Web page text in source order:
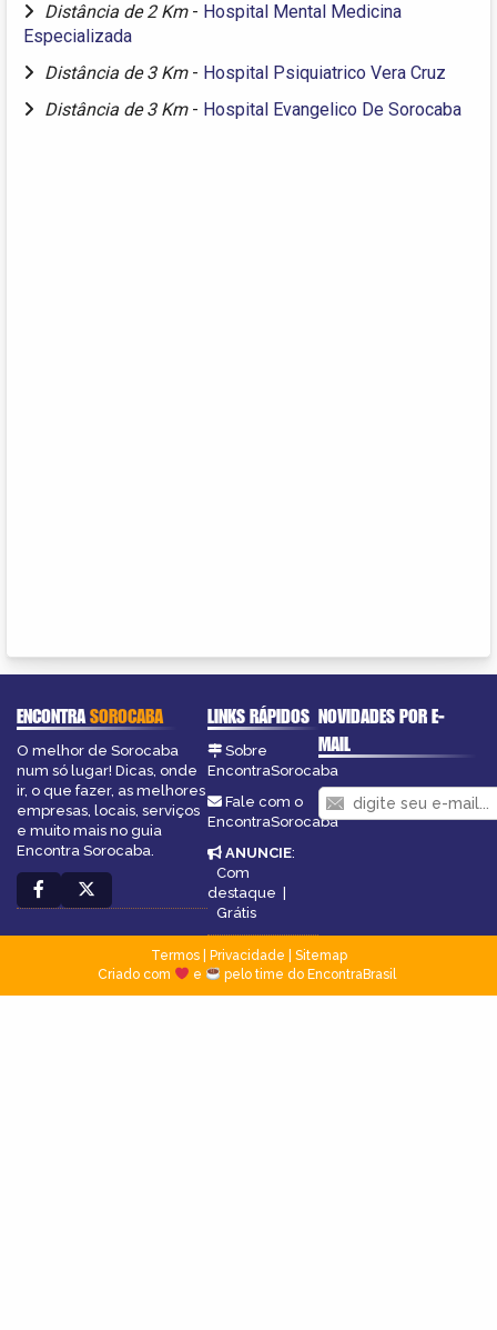
Distância de 2 Km - Hospital Mental Medicina
Especializada
Distância de 3 Km - Hospital Psiquiatrico Vera Cruz
Distância de 3 Km - Hospital Evangelico De Sorocaba
ENCONTRASOROCABA
O melhor de Sorocaba
num só lugar! Dicas, onde
ir, o que fazer, as melhores
empresas, locais, serviços
e muito mais no guia
Encontra Sorocaba.
LINKS RÁPIDOS
Sobre
EncontraSorocaba
Fale com o
EncontraSorocaba
ANUNCIE:
Com
destaque
Grátis
NOVIDADES POR E-
MAIL
Termos| Privacidade
Sitemap
Criado com
e pelo time do EncontraBrasil